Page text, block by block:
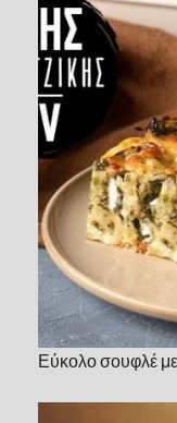
Εύκολο σουφλέ